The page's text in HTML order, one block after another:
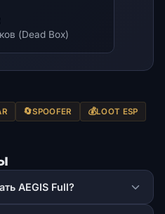
(Dead Box)
🔄SPOOFER 💰LOOT ESP
AEGIS Full?